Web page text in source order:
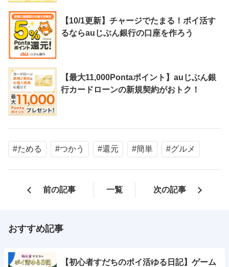
【10/1更新】チャージでたまる！ポイ活す
るならauじぶん銀行の口座を作ろう
【最大11,000Pontaポイント】auじぶん銀
行カードローンの新規契約がおトク！
#ためる #つかう #還元 #簡単 #グルメ
前の記事 一覧 次の記事
おすすめ記事
【初心者すだちのポイ活ゆる日記】ゲーム